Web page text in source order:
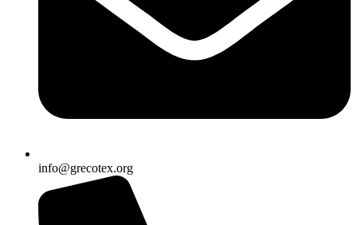
info@grecotex.org